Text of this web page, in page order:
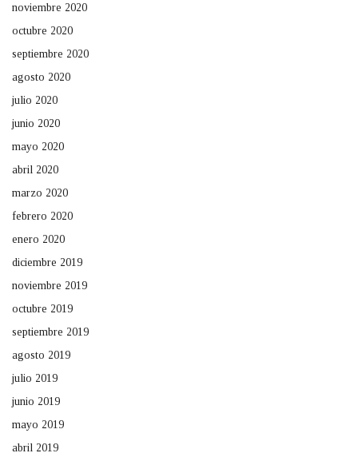
noviembre 2020
octubre 2020
septiembre 2020
agosto 2020
julio 2020
junio 2020
mayo 2020
abril 2020
marzo 2020
febrero 2020
enero 2020
diciembre 2019
noviembre 2019
octubre 2019
septiembre 2019
agosto 2019
julio 2019
junio 2019
mayo 2019
abril 2019